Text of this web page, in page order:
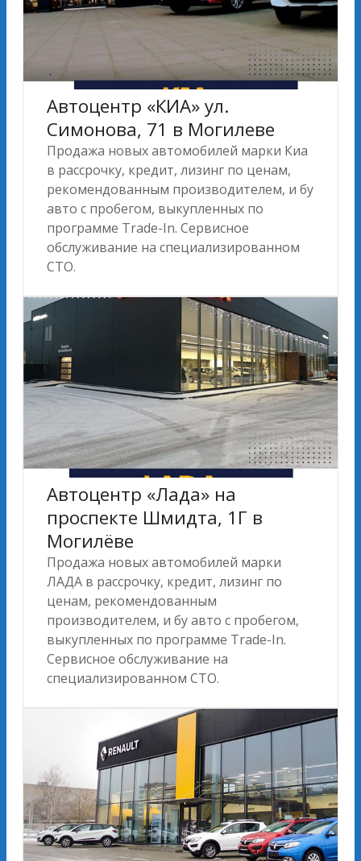
Автоцентр «КИА» ул.
Симонова, 71 в Могилеве
Продажа новых автомобилей марки Киа
в рассрочку, кредит, лизинг по ценам,
рекомендованным производителем, и бу
авто с пробегом, выкупленных по
программе Trade-In. Сервисное
обслуживание на специализированном
СТО.
Автоцентр «Лада» на
проспекте Шмидта, 1Г в
Могилёве
Продажа новых автомобилей марки
ЛАДА в рассрочку, кредит, лизинг по
ценам, рекомендованным
производителем, и бу авто с пробегом,
выкупленных по программе Trade-In.
Сервисное обслуживание на
специализированном СТО.